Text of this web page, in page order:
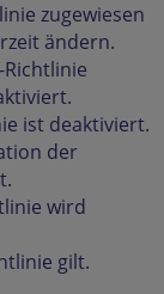
zugewiesen
ändern.
ist deaktiviert.
der
wird
gilt.